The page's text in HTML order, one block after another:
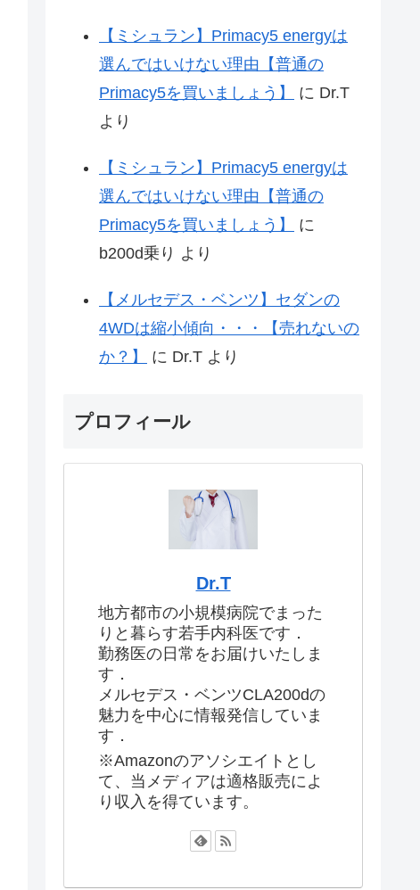
【ミシュラン】Primacy5 energyは
選んではいけない理由【普通の
Primacy5を買いましょう】
に Dr.T
より
【ミシュラン】Primacy5 energyは
選んではいけない理由【普通の
Primacy5を買いましょう】
に
b200d乗り より
【メルセデス・ベンツ】セダンの
4WDは縮小傾向・・・【売れないの
か？】
に Dr.T より
プロフィール
Dr.T
地方都市の小規模病院でまった
りと暮らす若手内科医です．
勤務医の日常をお届けいたしま
す．
メルセデス・ベンツCLA200dの
魅力を中心に情報発信していま
す．
※Amazonのアソシエイトとし
て、当メディアは適格販売によ
り収入を得ています。